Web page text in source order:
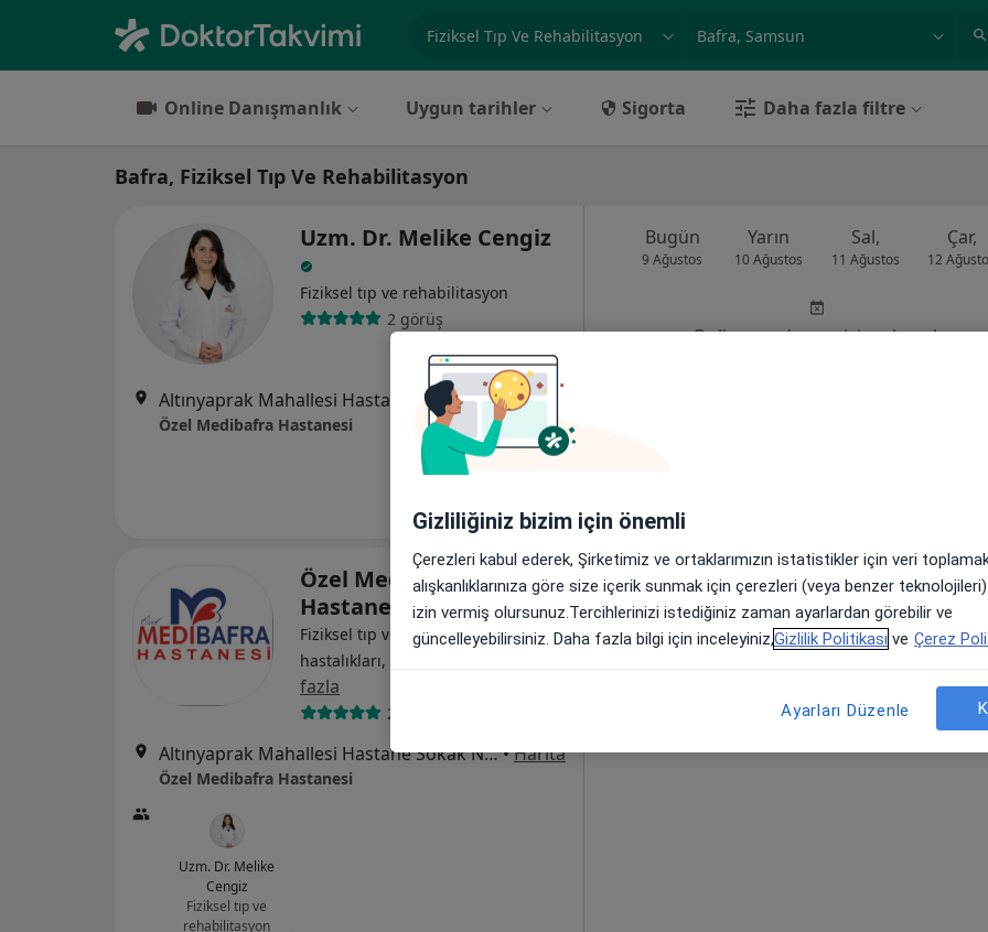
Online Danışmanlık Uygun tarihler Sigorta Daha fazla filtre
Bafra, Fiziksel Tıp Ve Rehabilitasyon
Uzm. Dr. Melike Cengiz
Fiziksel tıp ve rehabilitasyon
2 görüş
Altınyaprak Mahallesi Hastane Sokak No: 27, Bafra• Harita
Özel Medibafra Hastanesi
Bugün
9 Ağustos
Yarın
10 Ağustos
Sal,
11 Ağustos
Çar,
12
Online randevu erişime kapalı
Özel Medibafra
Hastanesi
Fiziksel tıp ve rehabilitasyon, İç
hastalıkları, Kardiyoloji
fazla
29 görüş
Altınyaprak Mahallesi Hastane Sokak No: 27, Bafra•Harita
Özel Medibafra Hastanesi
Uzm. Dr. Melike
Cengiz
Fiziksel tıp ve
rehabilitasyon
Bugün Yarın
10 Ağustos
Sal, Çar,
12 Ağustos
Profili Gör
Gizliliğiniz bizim için önemli
Çerezleri kabul ederek, Şirketimiz ve ortaklarımızın istatistikler için veri
alışkanlıklarınıza göre size içerik sunmak için çerezleri (veya benzer
izin vermiş olursunuz.Tercihlerinizi istediğiniz zaman ayarlardan görebilir ve
güncelleyebilirsiniz. Daha fazla bilgi için inceleyiniz,Gizlilik Politikası ve Çerez
Ayarları Düzenle